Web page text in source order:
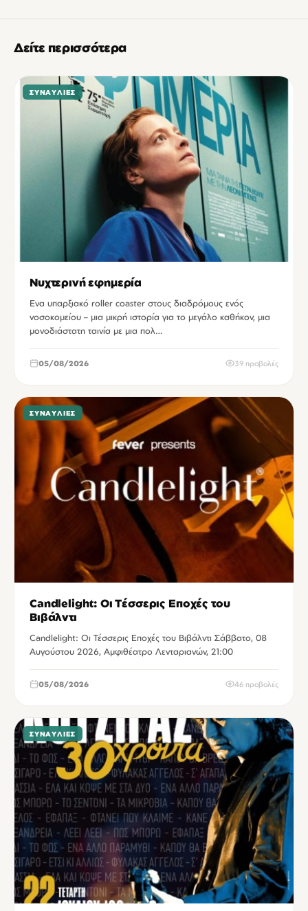
Δείτε περισσότερα
ΣΥΝΑΥΛΊΕΣ
Νυχτερινή εφημερία
Ενα υπαρξιακό roller coaster στους διαδρόμους ενός
νοσοκομείου – μια μικρή ιστορία για το μεγάλο καθήκον, μια
μονοδιάστατη ταινία με μια πολ…
05/08/2026 39 προβολές
ΣΥΝΑΥΛΊΕΣ
Candlelight: Οι Τέσσερις Εποχές του
Βιβάλντι
Candlelight: Οι Τέσσερις Εποχές του Βιβάλντι Σάββατο, 08
Αυγούστου 2026, Αμφιθέατρο Λενταριανών, 21:00
05/08/2026 46 προβολές
ΣΥΝΑΥΛΊΕΣ